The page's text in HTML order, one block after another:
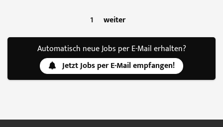
1 weiter
Automatisch neue Jobs per E-Mail erhalten?
Jetzt Jobs per E-Mail empfangen!